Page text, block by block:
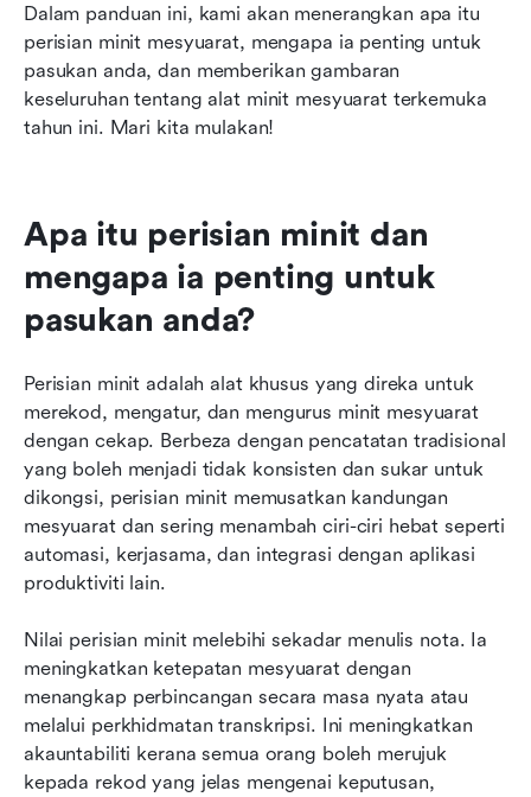
Dalam panduan ini, kami akan menerangkan apa itu
perisian minit mesyuarat, mengapa ia penting untuk
pasukan anda, dan memberikan gambaran
keseluruhan tentang alat minit mesyuarat terkemuka
tahun ini. Mari kita mulakan!
Apa itu perisian minit dan
mengapa ia penting untuk
pasukan anda?
Perisian minit adalah alat khusus yang direka untuk
merekod, mengatur, dan mengurus minit mesyuarat
dengan cekap. Berbeza dengan pencatatan tradisional
yang boleh menjadi tidak konsisten dan sukar untuk
dikongsi, perisian minit memusatkan kandungan
mesyuarat dan sering menambah ciri-ciri hebat seperti
automasi, kerjasama, dan integrasi dengan aplikasi
produktiviti lain.
Nilai perisian minit melebihi sekadar menulis nota. Ia
meningkatkan ketepatan mesyuarat dengan
menangkap perbincangan secara masa nyata atau
melalui perkhidmatan transkripsi. Ini meningkatkan
akauntabiliti kerana semua orang boleh merujuk
kepada rekod yang jelas mengenai keputusan,